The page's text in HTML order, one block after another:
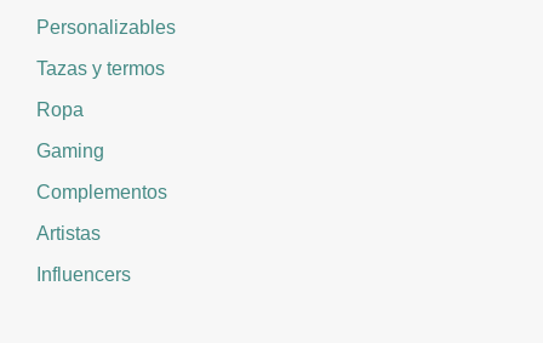
Personalizables
Tazas y termos
Ropa
Gaming
Complementos
Artistas
Influencers